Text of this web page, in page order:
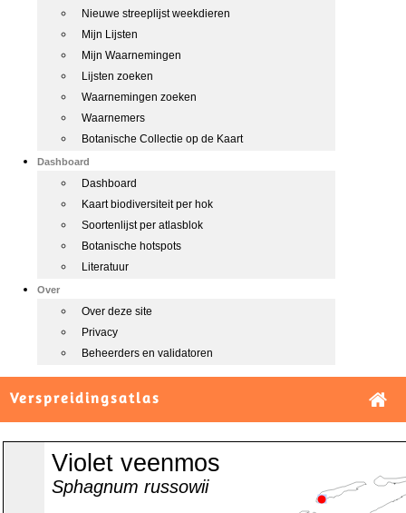
Nieuwe streeplijst weekdieren
Mijn Lijsten
Mijn Waarnemingen
Lijsten zoeken
Waarnemingen zoeken
Waarnemers
Botanische Collectie op de Kaart
Dashboard
Dashboard
Kaart biodiversiteit per hok
Soortenlijst per atlasblok
Botanische hotspots
Literatuur
Over
Over deze site
Privacy
Beheerders en validatoren
Verspreidingsatlas